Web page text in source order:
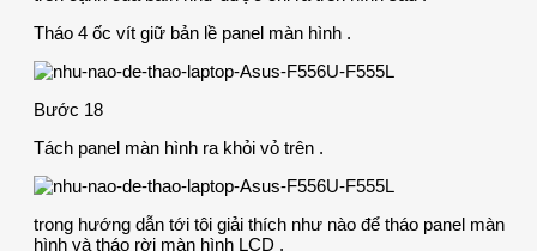
Tháo 4 ốc vít giữ bản lề panel màn hình .
Bước 18
Tách panel màn hình ra khỏi vỏ trên .
trong hướng dẫn tới tôi giải thích như nào để tháo panel màn
hình và tháo rời màn hình LCD .